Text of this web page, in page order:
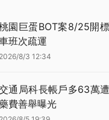
園巨蛋BOT案8/25開
班次疏運
2026/8/3 12:34
通局科長帳戶多63萬
費善舉曝光